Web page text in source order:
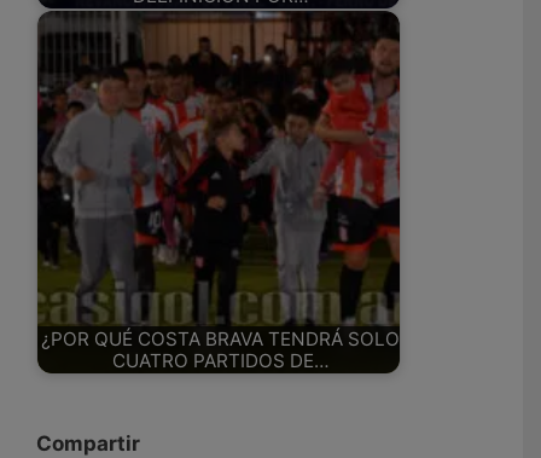
¿POR QUÉ COSTA BRAVA TENDRÁ SOLO
CUATRO PARTIDOS DE…
Compartir